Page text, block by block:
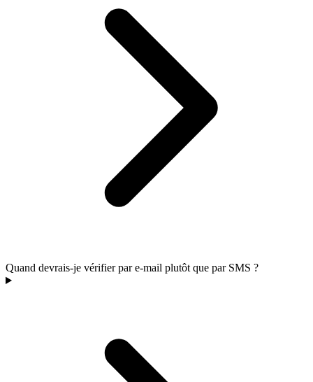
Quand devrais-je vérifier par e-mail plutôt que par SMS ?